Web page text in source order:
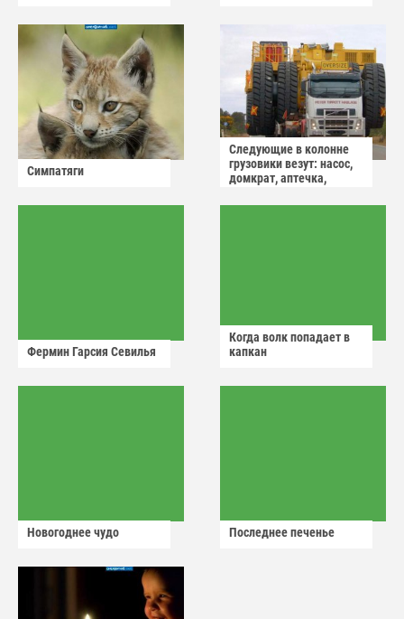
Симпатяги
Следующие в колонне
грузовики везут: насос,
домкрат, аптечка,
Фермин Гарсия Севилья
Когда волк попадает в
капкан
Новогоднее чудо Последнее печенье